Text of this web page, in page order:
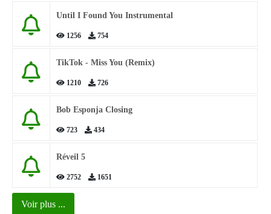
Until I Found You Instrumental
1256 754
TikTok - Miss You (Remix)
1210 726
Bob Esponja Closing
723 434
Réveil 5
2752 1651
Voir plus ...